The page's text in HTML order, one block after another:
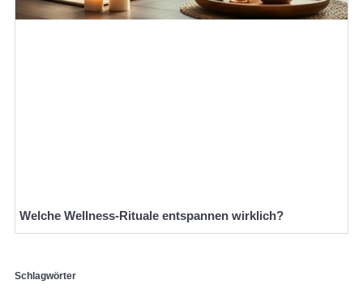
Welche Wellness-Rituale entspannen wirklich?
Schlagwörter